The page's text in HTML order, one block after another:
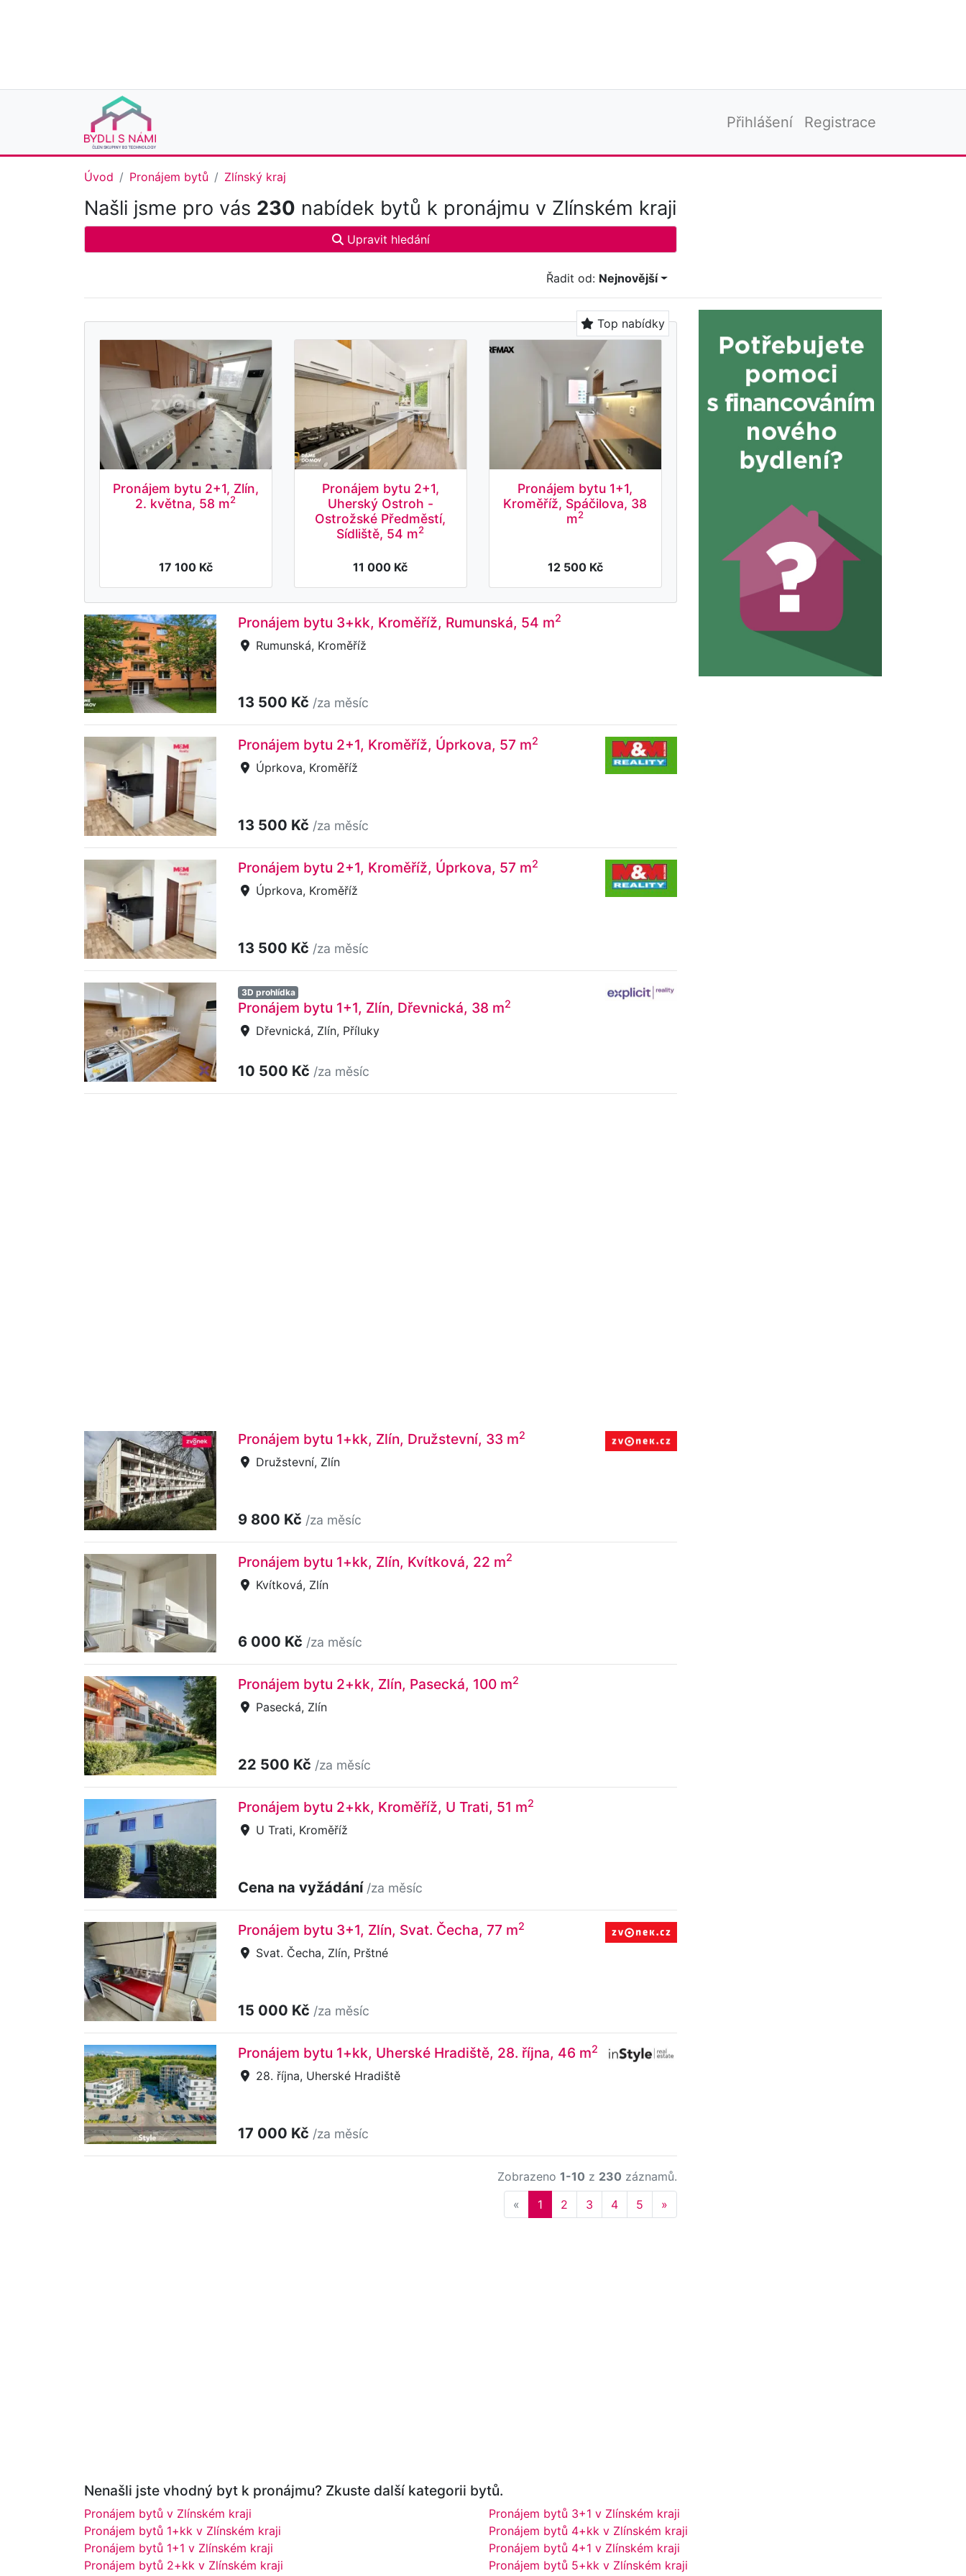
Přihlášení Registrace
Úvod Pronájem bytů Zlínský kraj
Našli jsme pro vás 230 nabídek bytů k pronájmu v Zlínském kraji
Upravit hledání
Řadit od: Nejnovější
Top nabídky
Pronájem bytu 2+1, Zlín,
2. května, 58 m2
17 100 Kč
Pronájem bytu 2+1,
Uherský Ostroh -
Ostrožské Předměstí,
Sídliště, 54 m2
11 000 Kč
Pronájem bytu 1+1,
Kroměříž, Spáčilova, 38
m2
12 500 Kč
Pronájem bytu 3+kk, Kroměříž, Rumunská, 54 m2
Rumunská, Kroměříž
13 500 Kč /za měsíc
Pronájem bytu 2+1, Kroměříž, Úprkova, 57 m2
Úprkova, Kroměříž
13 500 Kč /za měsíc
Pronájem bytu 2+1, Kroměříž, Úprkova, 57 m2
Úprkova, Kroměříž
13 500 Kč /za měsíc
3D prohlídka
Pronájem bytu 1+1, Zlín, Dřevnická, 38 m2
Dřevnická, Zlín, Příluky
10 500 Kč /za měsíc
Pronájem bytu 1+kk, Zlín, Družstevní, 33 m2
Družstevní, Zlín
9 800 Kč /za měsíc
Pronájem bytu 1+kk, Zlín, Kvítková, 22 m2
Kvítková, Zlín
6 000 Kč /za měsíc
Pronájem bytu 2+kk, Zlín, Pasecká, 100 m2
Pasecká, Zlín
22 500 Kč /za měsíc
Pronájem bytu 2+kk, Kroměříž, U Trati, 51 m2
U Trati, Kroměříž
Cena na vyžádání /za měsíc
Pronájem bytu 3+1, Zlín, Svat. Čecha, 77 m2
Svat. Čecha, Zlín, Prštné
15 000 Kč /za měsíc
Pronájem bytu 1+kk, Uherské Hradiště, 28. října, 46 m2
28. října, Uherské Hradiště
17 000 Kč /za měsíc
Zobrazeno 1-10 z 230 záznamů.
« Previous
1 2 3 4 5 »
Nenašli jste vhodný byt k pronájmu? Zkuste další kategorii bytů.
Pronájem bytů v Zlínském kraji
Pronájem bytů 1+kk v Zlínském kraji
Pronájem bytů 1+1 v Zlínském kraji
Pronájem bytů 2+kk v Zlínském kraji
Pronájem bytů 3+1 v Zlínském kraji
Pronájem bytů 4+kk v Zlínském kraji
Pronájem bytů 4+1 v Zlínském kraji
Pronájem bytů 5+kk v Zlínském kraji